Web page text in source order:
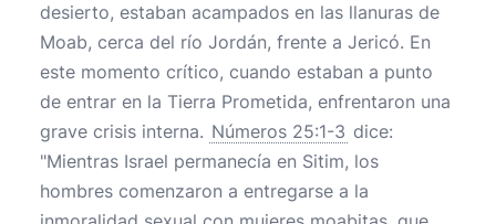
desierto, estaban acampados en las llanuras de
Moab, cerca del río Jordán, frente a Jericó. En
este momento crítico, cuando estaban a punto
de entrar en la Tierra Prometida, enfrentaron una
grave crisis interna. Números 25:1-3 dice:
"Mientras Israel permanecía en Sitim, los
hombres comenzaron a entregarse a la